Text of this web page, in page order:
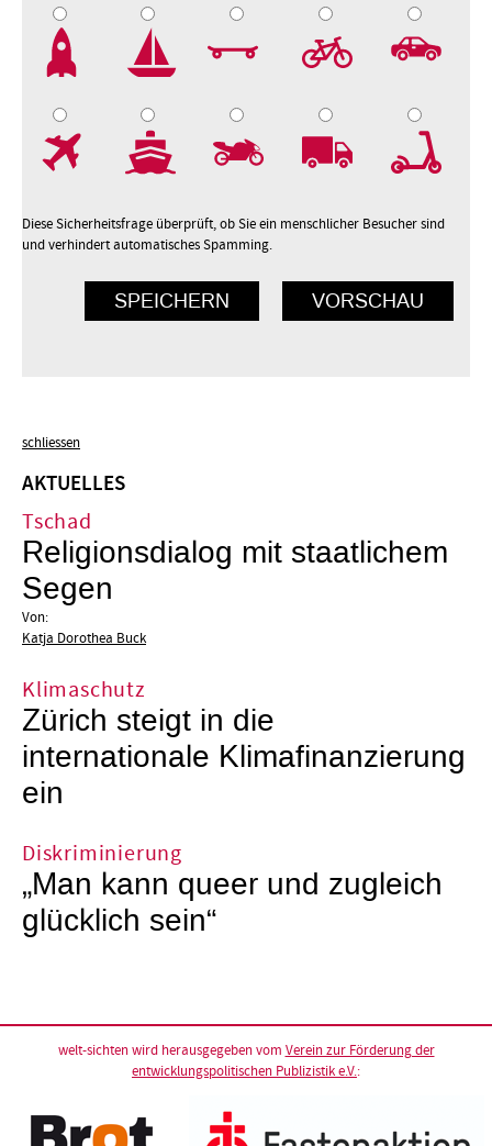
Diese Sicherheitsfrage überprüft, ob Sie ein menschlicher Besucher sind
und verhindert automatisches Spamming.
schliessen
AKTUELLES
Tschad
Religionsdialog mit staatlichem
Segen
Von:
Katja Dorothea Buck
Klimaschutz
Zürich steigt in die
internationale Klimafinanzierung
ein
Diskriminierung
„Man kann queer und zugleich
glücklich sein“
welt-sichten wird herausgegeben vom Verein zur Förderung der
entwicklungspolitischen Publizistik e.V.: